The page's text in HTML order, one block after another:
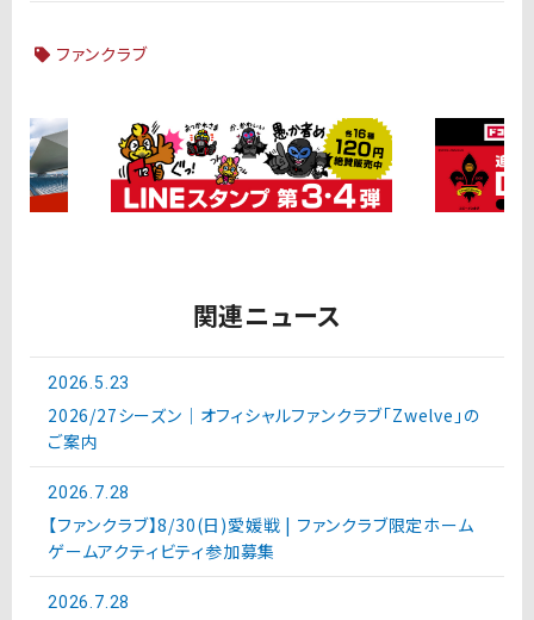
ファンクラブ
関連ニュース
2026.5.23
2026/27シーズン｜オフィシャルファンクラブ「Zwelve」の
ご案内
2026.7.28
【ファンクラブ】8/30(日)愛媛戦 | ファンクラブ限定ホーム
ゲームアクティビティ参加募集
2026.7.28